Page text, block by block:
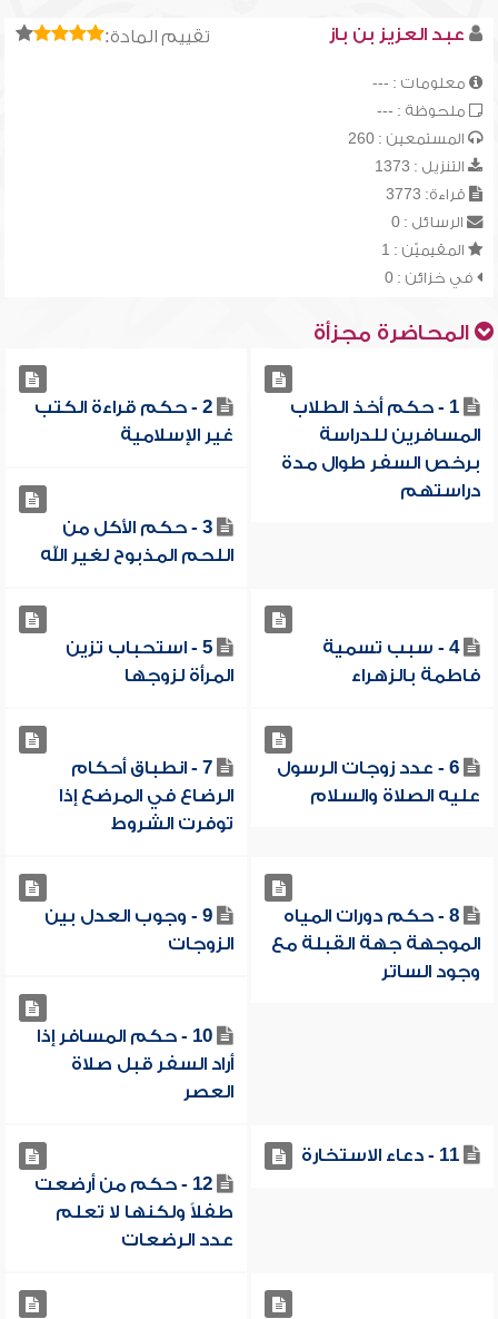
تقييم المادة: عبد العزيز بن باز
معلومات : ---
ملحوظة : ---
المستمعين : 260
التنزيل : 1373
قراءة: 3773
الرسائل : 0
المقيميّن : 1
في خزائن : 0
المحاضرة مجزأة
1 - حكم أخذ الطلاب
المسافرين للدراسة
برخص السفر طوال مدة
دراستهم
2 - حكم قراءة الكتب
غير الإسلامية
3 - حكم الأكل من
اللحم المذبوح لغير الله
4 - سبب تسمية
فاطمة بالزهراء
5 - استحباب تزين
المرأة لزوجها
6 - عدد زوجات الرسول
عليه الصلاة والسلام
7 - انطباق أحكام
الرضاع في المرضع إذا
توفرت الشروط
8 - حكم دورات المياه
الموجهة جهة القبلة مع
وجود الساتر
9 - وجوب العدل بين
الزوجات
10 - حكم المسافر إذا
أراد السفر قبل صلاة
العصر
11 - دعاء الاستخارة
12 - حكم من أرضعت
طفلاً ولكنها لا تعلم
عدد الرضعات